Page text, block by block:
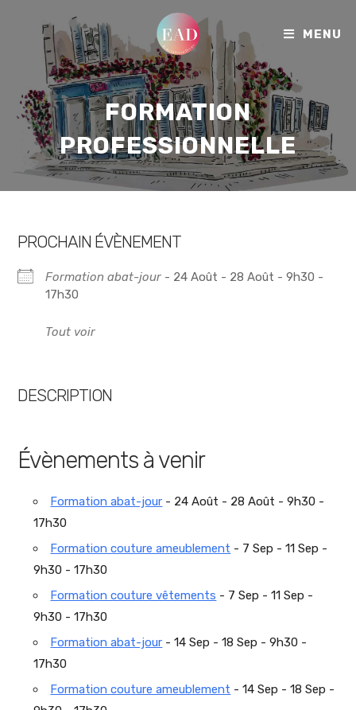
MENU
FORMATION
PROFESSIONNELLE
PROCHAIN ÉVÈNEMENT
Formation abat-jour - 24 Août - 28 Août - 9h30 -
17h30
Tout voir
DESCRIPTION
Évènements à venir
Formation abat-jour - 24 Août - 28 Août - 9h30 -
17h30
Formation couture ameublement - 7 Sep - 11 Sep -
9h30 - 17h30
Formation couture vêtements - 7 Sep - 11 Sep -
9h30 - 17h30
Formation abat-jour - 14 Sep - 18 Sep - 9h30 -
17h30
Formation couture ameublement - 14 Sep - 18 Sep -